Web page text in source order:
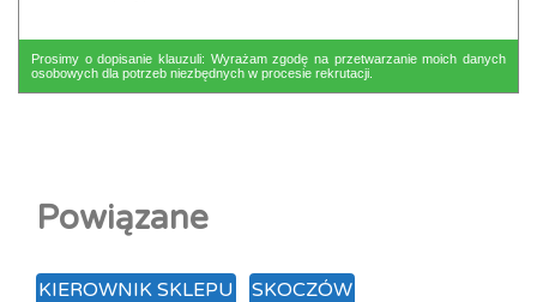
Prosimy o dopisanie klauzuli: Wyrażam zgodę na przetwarzanie moich danych
osobowych dla potrzeb niezbędnych w procesie rekrutacji.
Powiązane
KIEROWNIK SKLEPU SKOCZÓW